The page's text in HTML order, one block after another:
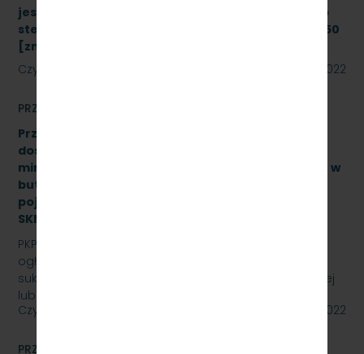
jest modernizacja i rozbudowa systemu zdalnego
sterowania radiołącznością na linii kolejowej nr 250
[znak: SKMMU.086.43a.22]
Czytaj dalej
08 sierpnia 2022
PRZETARGI
Przetarg nieograniczony na zakup i sukcesywne
dostawy naturalnej wody pitnej (źródlanej lub
mineralnej – nisko lub średnio zmineralizowanej), w
butelkach bezzwrotnych, plastikowych, o
pojemności 0,5 l., 1,5 l. – gazowanej i niega., znak:
SKMMU.086.47.22.
PKP SZYBKA KOLEJ MIEJSKA W TRÓJMIEŚCIE Sp. z o.o.
ogłasza przetarg nieograniczony na zakup i
sukcesywne dostawy naturalnej wody pitnej (źródlanej
lub…
Czytaj dalej
29 lipca 2022
PRZETARGI